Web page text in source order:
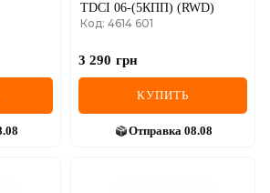
TDCI 06-(5КПП) (RWD)
Код: 4614 601
3 290 грн
КУПИТЬ
Отправка 08.08